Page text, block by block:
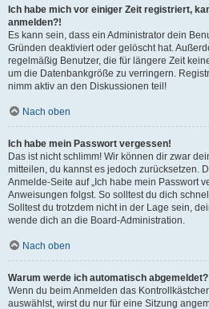
Ich habe mich vor einiger Zeit registriert,
anmelden?!
Es kann sein, dass ein Administrator dein
Gründen deaktiviert oder gelöscht hat.
regelmäßig Benutzer, die für längere Zeit
um die Datenbankgröße zu verringern.
nimm aktiv an den Diskussionen teil!
Nach oben
Ich habe mein Passwort vergessen!
Das ist nicht schlimm! Wir können dir zwar
mitteilen, du kannst es jedoch zurücksetzen.
Anmelde-Seite auf „Ich habe mein Passwort
Anweisungen folgst. So solltest du dich
Solltest du trotzdem nicht in der Lage sein,
wende dich an die Board-Administration.
Nach oben
Warum werde ich automatisch abgemeldet?
Wenn du beim Anmelden das
auswählst, wirst du nur für eine Sitzung